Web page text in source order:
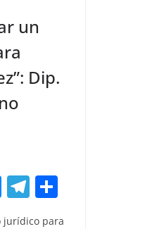
un
Dip.
M
e
T
jurídico para